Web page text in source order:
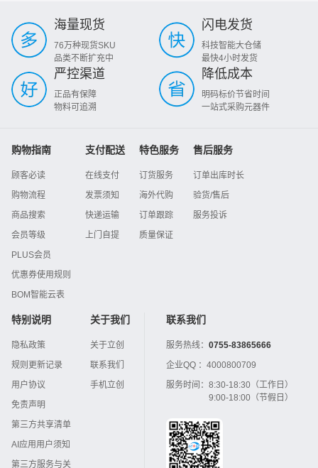
海量现货
76万种现货SKU
品类不断扩充中
闪电发货
科技智能大仓储
最快4小时发货
严控渠道
正品有保障
物料可追溯
降低成本
明码标价节省时间
一站式采购元器件
购物指南
顾客必读
购物流程
商品搜索
会员等级
PLUS会员
优惠券使用规则
BOM智能云表
支付配送
在线支付
发票须知
快递运输
上门自提
特色服务
订货服务
海外代购
订单跟踪
质量保证
售后服务
订单出库时长
验货/售后
服务投诉
特别说明
隐私政策
规则更新记录
用户协议
免责声明
第三方共享清单
AI应用用户须知
第三方服务与关
关于我们
关于立创
联系我们
手机立创
联系我们
服务热线： 0755-83865666
企业QQ ： 4000800709
服务时间： 8:30-18:30（工作日）
9:00-18:00（节假日）